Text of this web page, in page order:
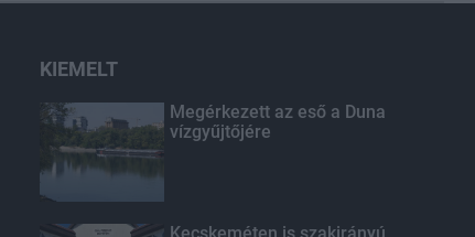
KIEMELT
Megérkezett az eső a Duna
vízgyűjtőjére